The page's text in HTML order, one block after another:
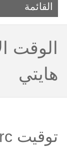
القائمة
هايتي
توقيت Saint-Marc الأن